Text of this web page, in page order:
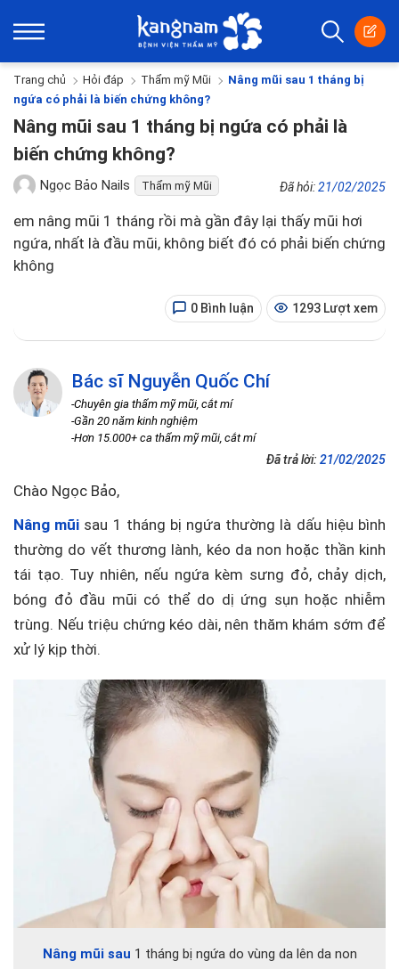
Trang chủ Hỏi đáp Thẩm mỹ Mũi
Nâng mũi sau 1 tháng bị
ngứa có phải là biến chứng không?
Nâng mũi sau 1 tháng bị ngứa có phải là
biến chứng không?
Ngọc Bảo Nails Thẩm mỹ Mũi Đã hỏi:21/02/2025
em nâng mũi 1 tháng rồi mà gần đây lại thấy mũi hơi
ngứa, nhất là đầu mũi, không biết đó có phải biến chứng
không
0 Bình luận 1293 Lượt xem
Bác sĩ Nguyễn Quốc Chí
-Chuyên gia thẩm mỹ mũi, cắt mí
-Gần 20 năm kinh nghiệm
-Hơn 15.000+ ca thẩm mỹ mũi, cắt mí
Đã trả lời: 21/02/2025
Chào Ngọc Bảo,
Nâng mũi sau 1 tháng bị ngứa thường là dấu hiệu bình
thường do vết thương lành, kéo da non hoặc thần kinh
tái tạo. Tuy nhiên, nếu ngứa kèm sưng đỏ, chảy dịch,
bóng đỏ đầu mũi có thể do dị ứng sụn hoặc nhiễm
trùng. Nếu triệu chứng kéo dài, nên thăm khám sớm để
xử lý kịp thời.
Nâng mũi sau 1 tháng bị ngứa do vùng da lên da non